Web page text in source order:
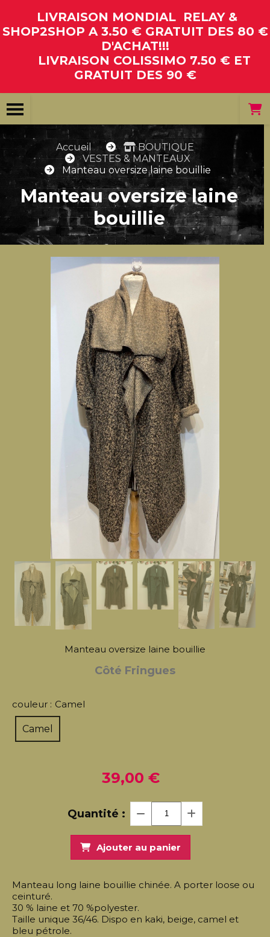
LIVRAISON MONDIAL RELAY &
SHOP2SHOP A 3.50 € GRATUIT DES 80 €
D'ACHAT!!!
LIVRAISON COLISSIMO 7.50 € ET
GRATUIT DES 90 €
Accueil
BOUTIQUE
VESTES & MANTEAUX
Manteau oversize laine bouillie
Manteau oversize laine
bouillie
Manteau oversize laine bouillie
Côté Fringues
couleur : Camel
Camel
39,00 €
Quantité :
Ajouter au panier
Manteau long laine bouillie chinée. A porter loose ou
ceinturé.
30 % laine et 70 %polyester.
Taille unique 36/46. Dispo en kaki, beige, camel et
bleu pétrole.